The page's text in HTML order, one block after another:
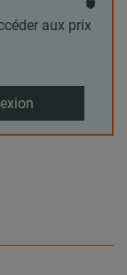
aux prix